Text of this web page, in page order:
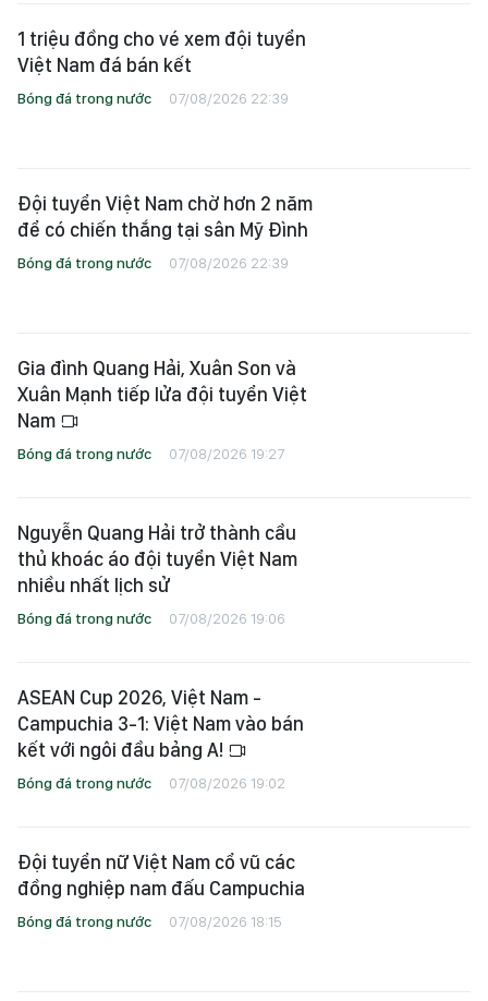
1 triệu đồng cho vé xem đội tuyển
Việt Nam đá bán kết
Bóng đá trong nước 07/08/2026 22:39
Đội tuyển Việt Nam chờ hơn 2 năm
để có chiến thắng tại sân Mỹ Đình
Bóng đá trong nước 07/08/2026 22:39
Gia đình Quang Hải, Xuân Son và
Xuân Mạnh tiếp lửa đội tuyển Việt
Nam
Bóng đá trong nước 07/08/2026 19:27
Nguyễn Quang Hải trở thành cầu
thủ khoác áo đội tuyển Việt Nam
nhiều nhất lịch sử
Bóng đá trong nước 07/08/2026 19:06
ASEAN Cup 2026, Việt Nam -
Campuchia 3-1: Việt Nam vào bán
kết với ngôi đầu bảng A!
Bóng đá trong nước 07/08/2026 19:02
Đội tuyển nữ Việt Nam cổ vũ các
đồng nghiệp nam đấu Campuchia
Bóng đá trong nước 07/08/2026 18:15